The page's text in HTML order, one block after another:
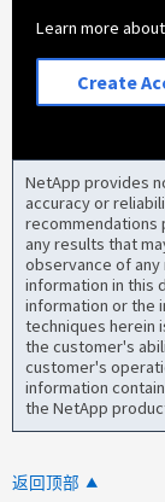
Learn more
Create
NetApp provides
accuracy or
recommendations
any results that
observance of
information in this
information or the
techniques herein
the customer's
customer's
information
the NetApp
返回顶部